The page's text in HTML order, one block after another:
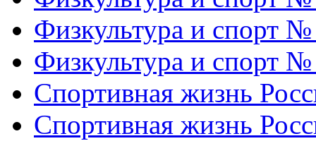
Физкультура и спорт
Физкультура и спорт
Спортивная жизнь
Спортивная жизнь